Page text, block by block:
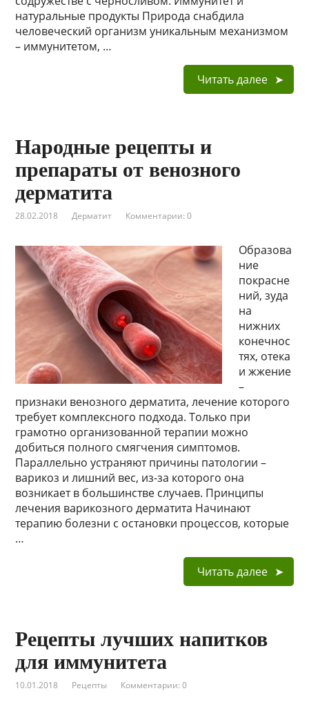
натуральные продукты Природа снабдила
человеческий организм уникальным механизмом
– иммунитетом, …
Читать далее
Народные рецепты и
препараты от венозного
дерматита
28.02.2018 Дерматит Комментарии: 0
Образова
ние
покрасне
ний, зуда
на
нижних
конечнос
тях, отека
и жжение
–
признаки венозного дерматита, лечение которого
требует комплексного подхода. Только при
грамотно организованной терапии можно
добиться полного смягчения симптомов.
Параллельно устраняют причины патологии –
варикоз и лишний вес, из-за которого она
возникает в большинстве случаев. Принципы
лечения варикозного дерматита Начинают
терапию болезни с остановки процессов, которые
…
Читать далее
Рецепты лучших напитков
для иммунитета
10.01.2018 Рецепты Комментарии: 0